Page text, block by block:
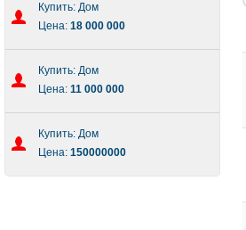
Купить: Дом
Цена: 18 000 000
Купить: Дом
Цена: 11 000 000
Купить: Дом
Цена: 150000000